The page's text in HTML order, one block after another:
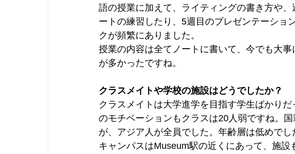
語の授業に加えて、ライティングの書き方や
ートの練習したり、5週目のプレゼンテーショ
クが頻繁にありました。
授業の内容は全てノートに書いて、今でも大
が多かったですね。
クラスメイトや学校の施設はどうでしたか？
クラスメイトは大学進学を目指す学生ばかり
のモチベーションもクラスは20人弱ですね。
が、アジア人が全員でした。年齢層は低めでし
キャンパスはMuseum駅の近くにあって、施